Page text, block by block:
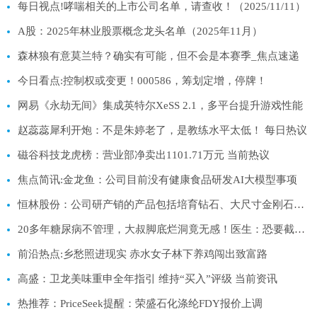
每日视点!哮喘相关的上市公司名单，请查收！（2025/11/11）
A股：2025年林业股票概念龙头名单（2025年11月）
森林狼有意莫兰特？确实有可能，但不会是本赛季_焦点速递
今日看点:控制权或变更！000586，筹划定增，停牌！
网易《永劫无间》集成英特尔XeSS 2.1，多平台提升游戏性能
赵蕊蕊犀利开炮：不是朱婷老了，是教练水平太低！ 每日热议
磁谷科技龙虎榜：营业部净卖出1101.71万元 当前热议
焦点简讯:金龙鱼：公司目前没有健康食品研发AI大模型事项
恒林股份：公司研产销的产品包括培育钻石、大尺寸金刚石单晶片等 观点
20多年糖尿病不管理，大叔脚底烂洞竟无感！医生：恐要截趾|每日讯息
前沿热点:乡愁照进现实 赤水女子林下养鸡闯出致富路
高盛：卫龙美味重申全年指引 维持“买入”评级 当前资讯
热推荐：PriceSeek提醒：荣盛石化涤纶FDY报价上调